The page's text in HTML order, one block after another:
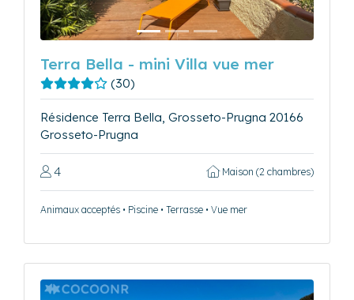
Terra Bella - mini Villa vue mer
(30)
Résidence Terra Bella, Grosseto-Prugna 20166
Grosseto-Prugna
4 Maison (2 chambres)
Animaux acceptés • Piscine • Terrasse • Vue mer